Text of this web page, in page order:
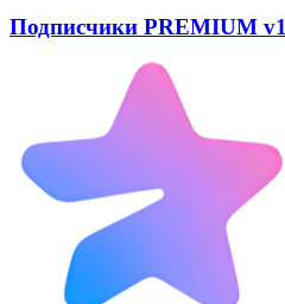
Подписчики PREMIUM v1